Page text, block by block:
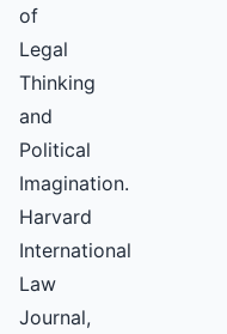
of
Legal
Thinking
and
Political
Imagination.
Harvard
International
Law
Journal,